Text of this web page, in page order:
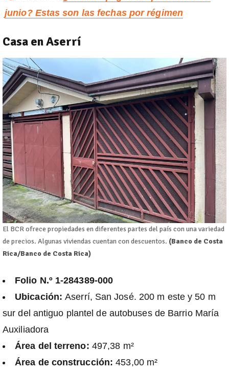
junio? Estas son las fechas por régimen
Casa en Aserrí
El BCR ofrece propiedades en diferentes partes del país con una variedad
de precios. Algunas viviendas cuentan con descuentos. (Banco de Costa
Rica/Banco de Costa Rica)
Folio N.º 1-284389-000
Ubicación: Aserrí, San José. 200 m este y 50 m
sur del antiguo plantel de autobuses de Barrio María
Auxiliadora
Área del terreno: 497,38 m²
Área de construcción:453,00 m²